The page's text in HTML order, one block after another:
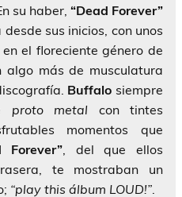
su haber, “Dead Forever”
sus inicios, con unos
el floreciente género de
algo más de musculatura
Buffalo siempre
proto metal con tintes
momentos que
Forever”, del que ellos
te mostraban un
“play this álbum LOUD!”.